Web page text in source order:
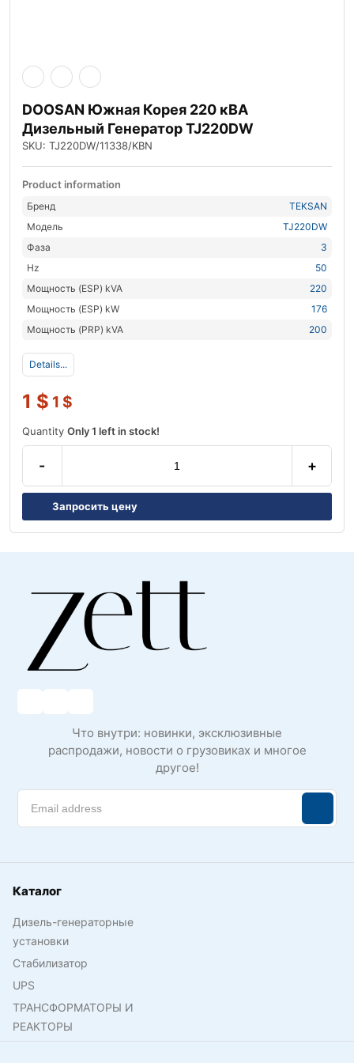
DOOSAN Южная Корея 220 кВА
Дизельный Генератор TJ220DW
SKU: TJ220DW/11338/KBN
Product information
Бренд
TEKSAN
Модель
TJ220DW
Фаза
3
Hz
50
Мощность (ESP) kVA
220
Мощность (ESP) kW
176
Мощность (PRP) kVA
200
Details...
1 $ 1 $
Quantity Only 1 left in stock!
- +
Запросить цену
Что внутри: новинки, эксклюзивные
распродажи, новости о грузовиках и многое
другое!
Каталог
Дизель-генераторные
установки
Стабилизатор
UPS
ТРАНСФОРМАТОРЫ И
РЕАКТОРЫ